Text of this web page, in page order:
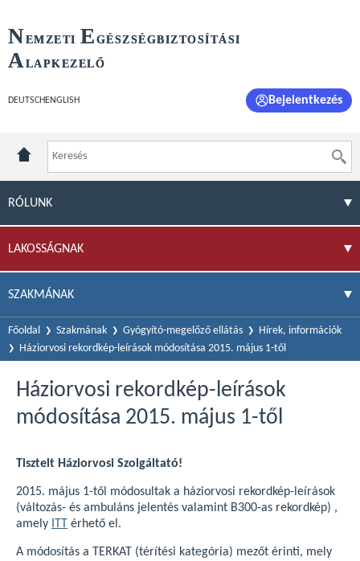
NEMZETI E GÉSZSÉGBIZTOSÍTÁSI
ALAPKEZELŐ
DEUTSCH ENGLISH Bejelentkezés
RÓLUNK
LAKOSSÁGNAK
SZAKMÁNAK
Főoldal Szakmának Gyógyító-megelőző ellátás
Hírek, információk
Háziorvosi rekordkép-leírások módosítása 2015. május 1-től
Háziorvosi rekordkép-leírások
módosítása 2015. május 1-től
Tisztelt Háziorvosi Szolgáltató!
2015. május 1-től módosultak a háziorvosi rekordkép-leírások
(változás- és ambuláns jelentés valamint B300-as rekordkép) ,
amely
érhető el.
A módosítás a TERKAT (térítési kategória) mezőt érinti, mely